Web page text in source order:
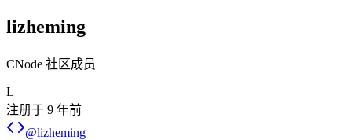
lizheming
CNode 社区成员
L
注册于 9 年前
@lizheming